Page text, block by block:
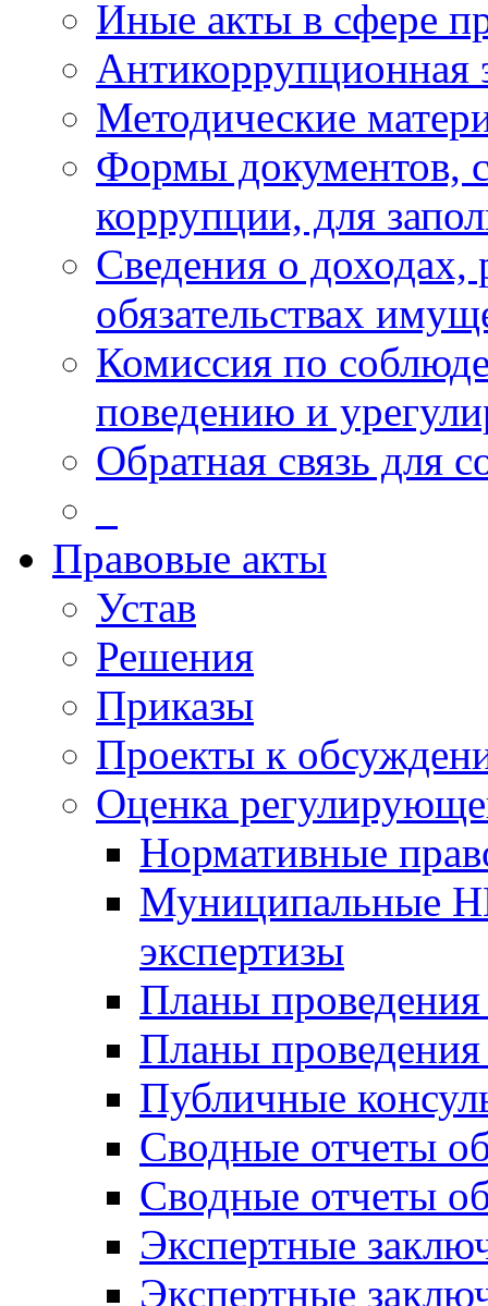
Иные акты в сфере
Антикоррупционная
Методические
Формы документов,
коррупции, для
Сведения о доходах,
обязательствах
Комиссия по
поведению и
Обратная связь для
Правовые акты
Устав
Решения
Приказы
Проекты к
Оценка
Нормативные
Муниципальные
экспертизы
Планы проведения
Планы
Публичные
Сводные отчеты
Сводные отчеты
Экспертные
Экспертные